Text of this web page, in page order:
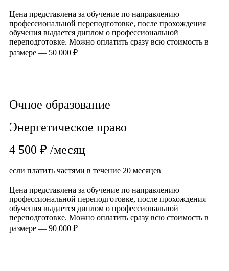
Цена представлена за обучение по направлению
профессиональной переподготовке, после прохождения
обучения выдается диплом о профессиональной
переподготовке. Можно оплатить сразу всю стоимость в
размере — 50 000 ₽
Очное образование
Энергетическое право
4 500 ₽ /месяц
если платить частями в течение 20 месяцев
Цена представлена за обучение по направлению
профессиональной переподготовке, после прохождения
обучения выдается диплом о профессиональной
переподготовке. Можно оплатить сразу всю стоимость в
размере — 90 000 ₽